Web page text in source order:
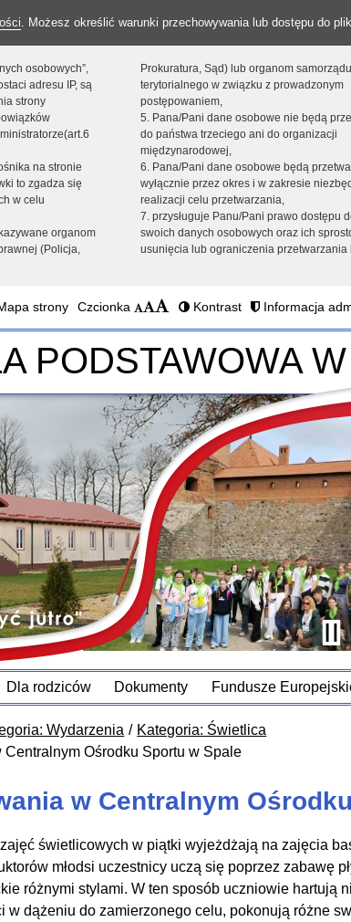
. Możesz określić warunki przechowywania lub dostępu do
osobowych”,
adresu IP, są
strony
na stronie
to zgadza się
w celu
organom
(Policja,
Prokuratura, Sąd) lub organom samorządu
terytorialnego w związku z prowadzonym
postępowaniem,
5. Pana/Pani dane osobowe nie będą
do państwa trzeciego ani do organizacji
międzynarodowej,
6. Pana/Pani dane osobowe będą
wyłącznie przez okres i w zakresie
realizacji celu przetwarzania,
7. przysługuje Panu/Pani prawo dostępu
swoich danych osobowych oraz ich
usunięcia lub ograniczenia przetwarzania
strony Czcionka Kontrast Informacja
PODSTAWOWA
Dla rodziców Dokumenty Fundusze
Wydarzenia
Kategoria: Świetlica
Centralnym Ośrodku Sportu w Spale
w Centralnym
świetlicowych w piątki wyjeżdżają na zajęcia
młodsi uczestnicy uczą się poprzez zabawę
różnymi stylami. W ten sposób uczniowie hartują
w dążeniu do zamierzonego celu, pokonują różne